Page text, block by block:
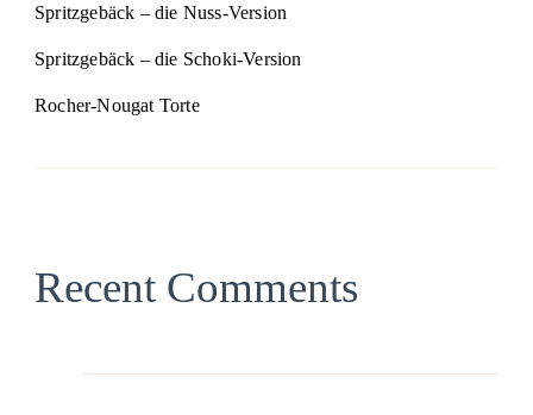
Spritzgebäck – die Nuss-Version
Spritzgebäck – die Schoki-Version
Rocher-Nougat Torte
Recent Comments